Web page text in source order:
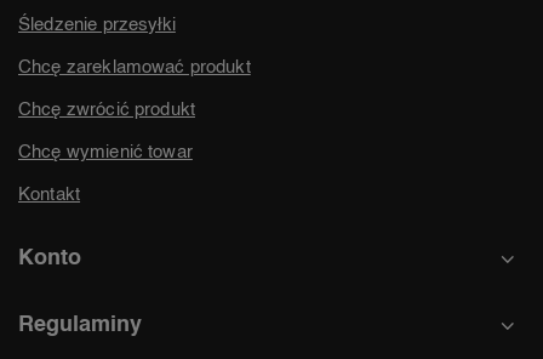
Śledzenie przesyłki
Chcę zareklamować produkt
Chcę zwrócić produkt
Chcę wymienić towar
Kontakt
Konto
Regulaminy